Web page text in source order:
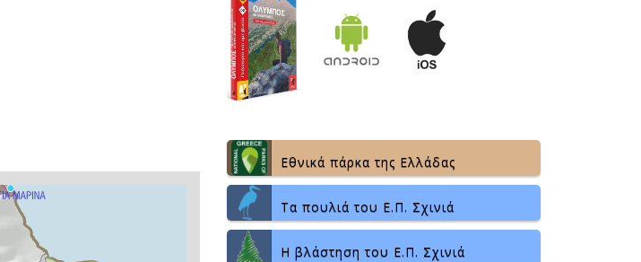
Εθνικά πάρκα της Ελλάδας
Τα πουλιά του Ε.Π. Σχινιά
Η βλάστηση του Ε.Π. Σχινιά